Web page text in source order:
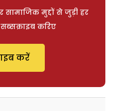
सामाजिक मुद्दों से जुड़ी हर
करिए
करें